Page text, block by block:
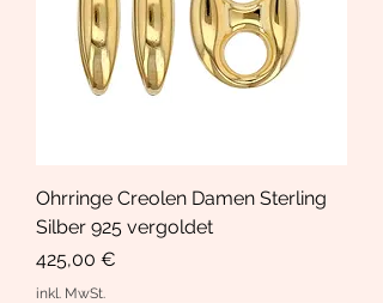
Ohrringe Creolen Damen Sterling
Silber 925 vergoldet
Preis
425,00 €
inkl. MwSt.